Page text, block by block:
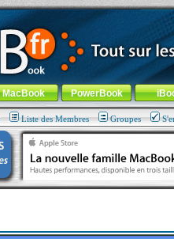
nomade !
général-Aller au menu de
MacBook PowerBook
Liste des Membres Groupes